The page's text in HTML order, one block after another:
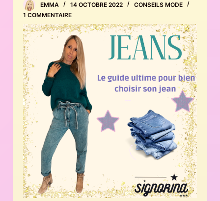
EMMA 14 OCTOBRE 2022
CONSEILS MODE
1 COMMENTAIRE